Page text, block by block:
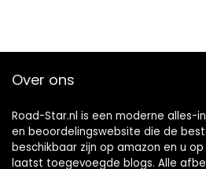
Over ons
Road-Star.nl is een moderne alles-
en beoordelingswebsite die de
beschikbaar zijn op amazon en u
laatst toegevoegde blogs. Alle